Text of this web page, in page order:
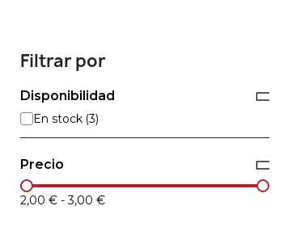
Filtrar por
Disponibilidad
En stock
Precio
2,00 € -3,00 €